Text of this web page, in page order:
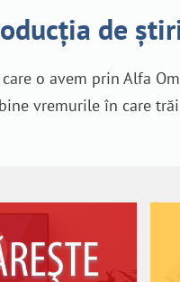
de
o avem prin Alfa
vremurile în care